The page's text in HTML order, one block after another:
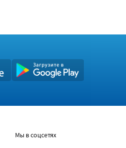
Мы в соцсетях